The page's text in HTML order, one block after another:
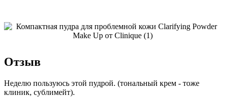
Отзыв
Неделю пользуюсь этой пудрой. (тональный крем - тоже
клиник, сублимейт).